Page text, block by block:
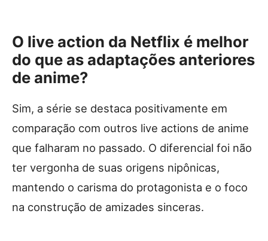
O live action da Netflix é melhor
do que as adaptações anteriores
de anime?
Sim, a série se destaca positivamente em
comparação com outros live actions de anime
que falharam no passado. O diferencial foi não
ter vergonha de suas origens nipônicas,
mantendo o carisma do protagonista e o foco
na construção de amizades sinceras.